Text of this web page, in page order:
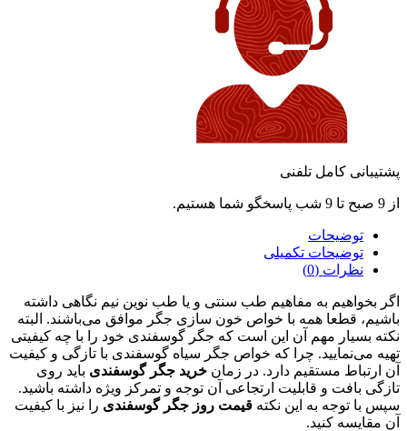
پشتیبانی کامل تلفنی
از 9 صبح تا 9 شب پاسخگو شما هستیم.
توضیحات
توضیحات تکمیلی
نظرات (0)
اگر بخواهیم به مفاهیم طب سنتی و یا طب نوین نیم نگاهی داشته
باشیم، قطعا همه با خواص خون سازی جگر موافق می‌باشند. البته
نکته بسیار مهم آن این است که جگر گوسفندی خود را با چه کیفیتی
تهیه می‌نمایید. چرا که خواص جگر سیاه گوسفندی با تازگی و کیفیت
آن ارتباط مستقیم دارد. در زمان خرید جگر گوسفندی باید روی
تازگی بافت و قابلیت ارتجاعی آن توجه و تمرکز ویژه داشته‌ باشید.
سپس با توجه به این نکته قیمت روز جگر گوسفندی را نیز با کیفیت
آن مقایسه کنید.